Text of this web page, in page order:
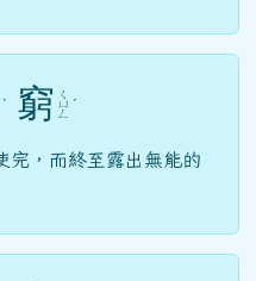
ˋ 窮 ㄑ
ㄩ
ㄥ
ˊ
完，而終至露出無能的